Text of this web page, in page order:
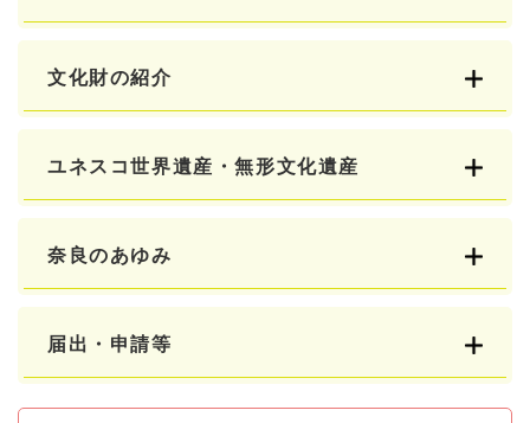
文化財の紹介
ユネスコ世界遺産・無形文化遺産
奈良のあゆみ
届出・申請等